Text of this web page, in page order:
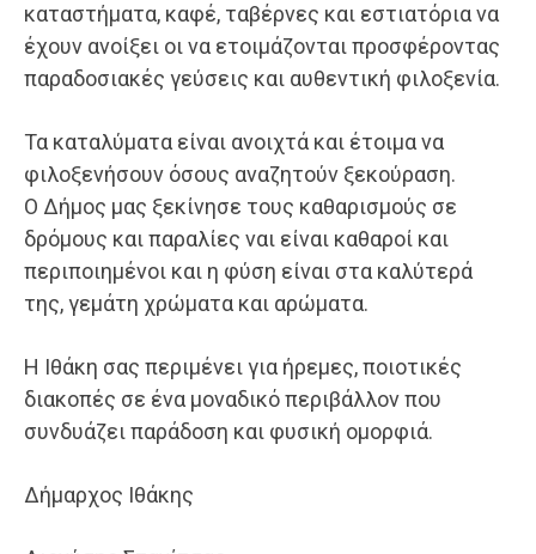
καταστήματα, καφέ, ταβέρνες και εστιατόρια να
έχουν ανοίξει οι να ετοιμάζονται προσφέροντας
παραδοσιακές γεύσεις και αυθεντική φιλοξενία.
Τα καταλύματα είναι ανοιχτά και έτοιμα να
φιλοξενήσουν όσους αναζητούν ξεκούραση.
Ο Δήμος μας ξεκίνησε τους καθαρισμούς σε
δρόμους και παραλίες ναι είναι καθαροί και
περιποιημένοι και η φύση είναι στα καλύτερά
της, γεμάτη χρώματα και αρώματα.
Η Ιθάκη σας περιμένει για ήρεμες, ποιοτικές
διακοπές σε ένα μοναδικό περιβάλλον που
συνδυάζει παράδοση και φυσική ομορφιά.
Δήμαρχος Ιθάκης